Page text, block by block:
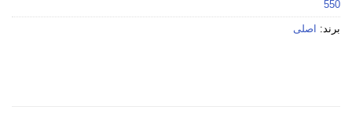
550
برند: اصلی